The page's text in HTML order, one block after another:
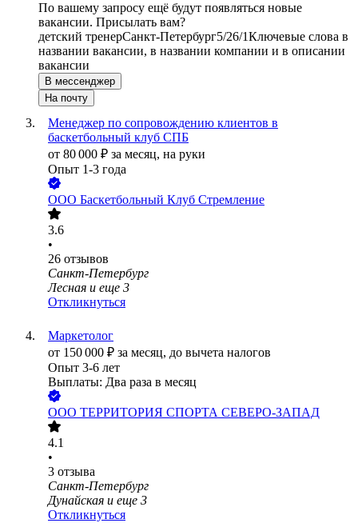
По вашему запросу ещё будут появляться новые
вакансии. Присылать вам?
детский тренерСанкт-Петербург5/26/1Ключевые слова в
названии вакансии, в названии компании и в описании
вакансии
В мессенджер
На почту
Менеджер по сопровождению клиентов в
баскетбольный клуб СПБ
от 80 000 ₽ за месяц, на руки
Опыт 1-3 года
ООО Баскетбольный Клуб Стремление
3.6
•
26 отзывов
Санкт-Петербург
Лесная и еще 3
Откликнуться
Маркетолог
от 150 000 ₽ за месяц, до вычета налогов
Опыт 3-6 лет
Выплаты: Два раза в месяц
ООО ТЕРРИТОРИЯ СПОРТА СЕВЕРО-ЗАПАД
4.1
•
3 отзыва
Санкт-Петербург
Дунайская и еще 3
Откликнуться